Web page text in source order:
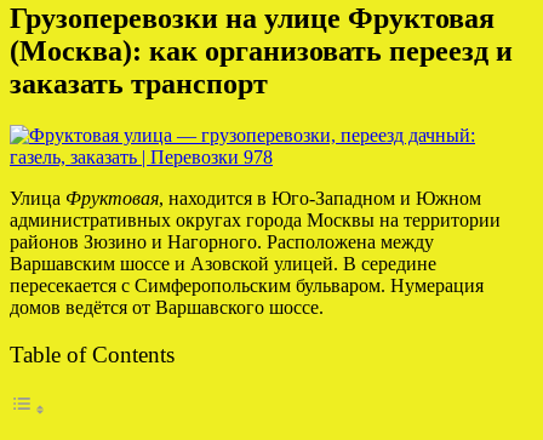
Грузоперевозки на улице Фруктовая
(Москва): как организовать переезд и
заказать транспорт
Улица Фруктовая, находится в Юго-Западном и Южном
административных округах города Москвы на территории
районов Зюзино и Нагорного. Расположена между
Варшавским шоссе и Азовской улицей. В середине
пересекается с Симферопольским бульваром. Нумерация
домов ведётся от Варшавского шоссе.
Table of Contents